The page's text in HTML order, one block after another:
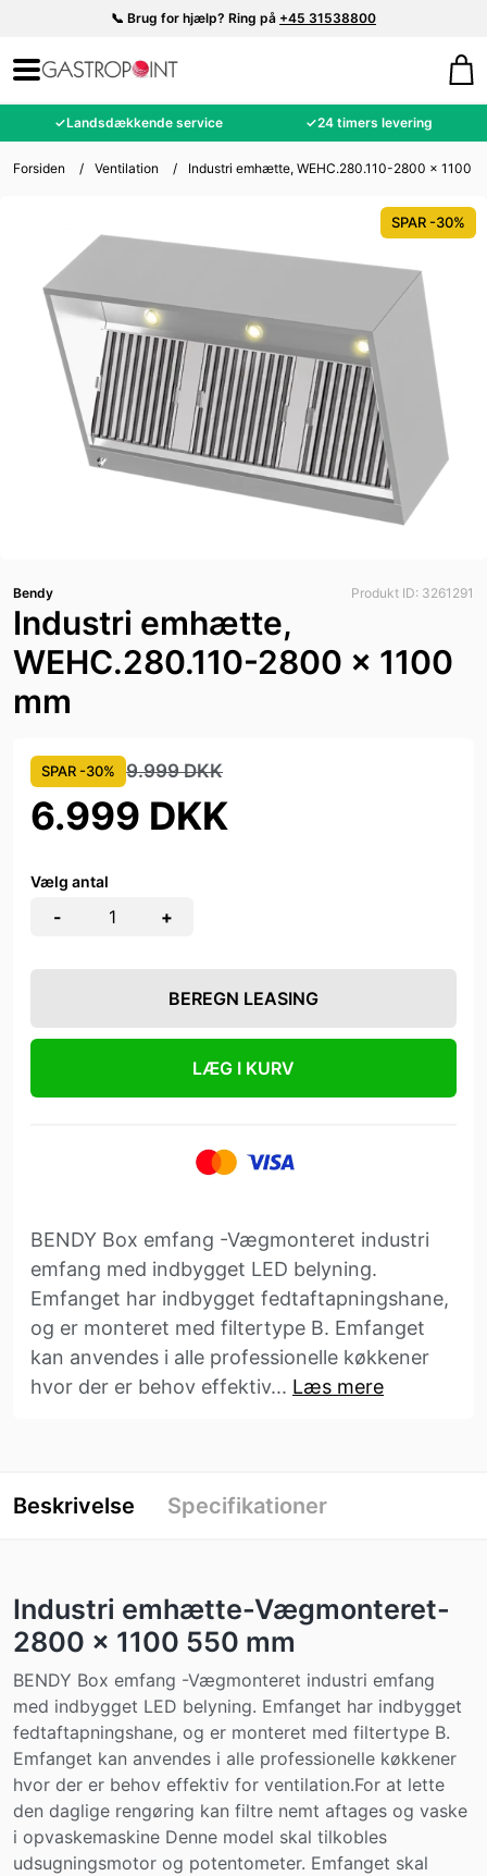
📞 Brug for hjælp? Ring på +45 31538800
✓Landsdækkende service ✓24 timers levering
Forsiden / Ventilation / Industri emhætte, WEHC.280.110-2800 x 1100
SPAR -30%
Bendy Produkt ID: 3261291
Industri emhætte,
WEHC.280.110-2800 x 1100
mm
SPAR -30% 9.999 DKK
6.999 DKK
Vælg antal
- +
BEREGN LEASING
LÆG I KURV
BENDY Box emfang -Vægmonteret industri
emfang med indbygget LED belyning.
Emfanget har indbygget fedtaftapningshane,
og er monteret med filtertype B. Emfanget
kan anvendes i alle professionelle køkkener
hvor der er behov effektiv... Læs mere
Beskrivelse Specifikationer
Industri emhætte-Vægmonteret-
2800 x 1100 550 mm
BENDY Box emfang -Vægmonteret industri emfang
med indbygget LED belyning. Emfanget har indbygget
fedtaftapningshane, og er monteret med filtertype B.
Emfanget kan anvendes i alle professionelle køkkener
hvor der er behov effektiv for ventilation.For at lette
den daglige rengøring kan filtre nemt aftages og vaske
i opvaskemaskine Denne model skal tilkobles
udsugningsmotor og potentometer. Emfanget skal